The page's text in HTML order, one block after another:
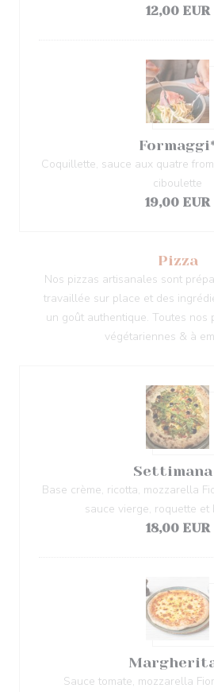
12,00 EUR
Coquillette, sauce aux quatre
ciboulette
19,00 EUR
Pizza
Nos pizzas artisanales sont
travaillée sur place et des
un goût authentique. Toutes nos
végétariennes & à
Settimana
Base crème, ricotta, mozzarella
sauce vierge, roquette et
18,00 EUR
Sauce tomate, mozzarella